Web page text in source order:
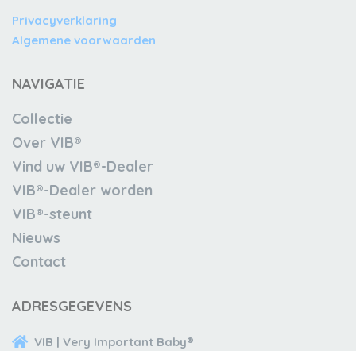
Privacyverklaring
Algemene voorwaarden
NAVIGATIE
Collectie
Over VIB®
Vind uw VIB®-Dealer
VIB®-Dealer worden
VIB®-steunt
Nieuws
Contact
ADRESGEGEVENS
VIB | Very Important Baby®